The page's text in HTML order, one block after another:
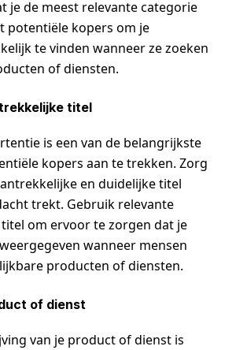
je de meest relevante categorie
potentiële kopers om je
te vinden wanneer ze zoeken
of diensten.
titel
is een van de belangrijkste
kopers aan te trekken. Zorg
en duidelijke titel
trekt. Gebruik relevante
om ervoor te zorgen dat je
wanneer mensen
producten of diensten.
of dienst
van je product of dienst is